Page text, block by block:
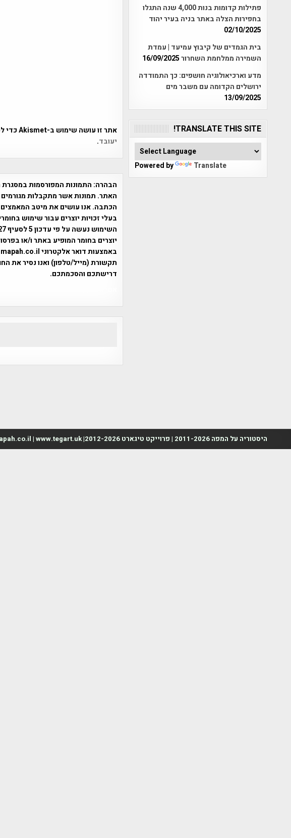
אתר זו עושה שימוש ב-Akismet כדי לסנן תגובות זבל.
יעובד.
הבהרה: התמונות המפורסמות
האתר. תמונות אשר מתקבלות
הכתבה. אנו עושים את מיטב המאמצים
בעלי זכויות יוצרים עבור שימוש
יוצרים בחומר המופיע באתר ו/או
תקשורת (מייל/טלפון) ואנו נסיר את
דרישתכם והסכמתכם.
פתילות קדומות בנות 4,000 שנה התגלו
בחפירות הצלה באתר בניה בעיר יהוד
02/10/2025
בית הגמדים של קיבוץ עמיעד | עמדת
השמירה ממלחמת השחרור16/09/2025
מדע וארכיאולוגיה חושפים: כך התמודדה
ירושלים הקדומה עם משבר מים
13/09/2025
TRANSLATE THIS SITE!
Powered by Translate
היסטוריה על המפה 2011-2026 | פרוייקט טיגארט 2012-2026| www.mapah.co.il | www.tegart.uk